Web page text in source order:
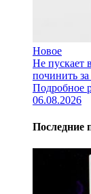
Новое
Не пускает
починить
Подробное
06.08.2026
Последние